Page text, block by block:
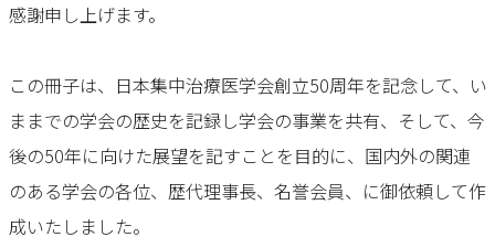
感謝申し上げます。
この冊子は、日本集中治療医学会創立50周年を記念して、い
ままでの学会の歴史を記録し学会の事業を共有、そして、今
後の50年に向けた展望を記すことを目的に、国内外の関連
のある学会の各位、歴代理事長、名誉会員、に御依頼して作
成いたしました。